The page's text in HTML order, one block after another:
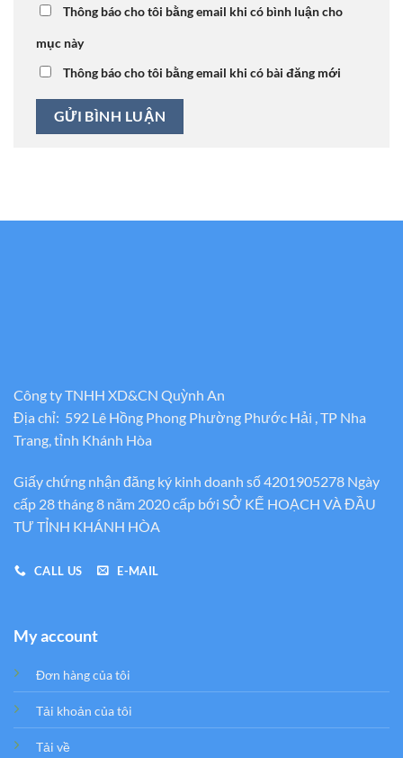
Thông báo cho tôi bằng email khi có bình luận cho
mục này
Thông báo cho tôi bằng email khi có bài đăng mới
Công ty TNHH XD&CN Quỳnh An
Địa chỉ: 592 Lê Hồng Phong Phường Phước Hải , TP Nha
Trang, tỉnh Khánh Hòa
Giấy chứng nhận đăng ký kinh doanh số 4201905278 Ngày
cấp 28 tháng 8 năm 2020 cấp bới SỞ KẾ HOẠCH VÀ ĐẦU
TƯ TỈNH KHÁNH HÒA
CALL US E-MAIL
My account
Đơn hàng của tôi
Tải khoản của tôi
Tải về